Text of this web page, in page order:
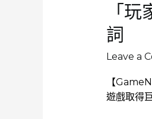
「
詞
Leave a
【
遊戲取得